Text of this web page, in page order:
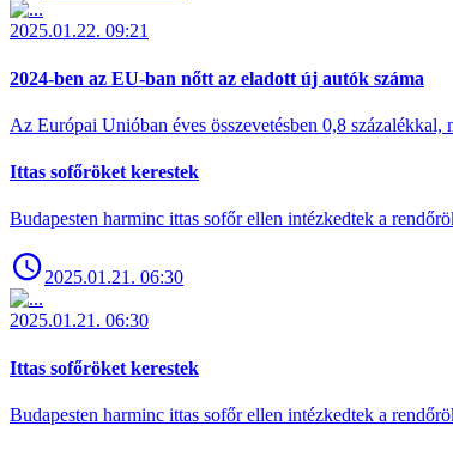
2025.01.22. 09:21
2024-ben az EU-ban nőtt az eladott új autók száma
Az Európai Unióban éves összevetésben 0,8
Ittas sofőröket kerestek
Budapesten harminc ittas sofőr ellen intézkedtek a
2025.01.21. 06:30
2025.01.21. 06:30
Ittas sofőröket kerestek
Budapesten harminc ittas sofőr ellen intézkedtek a